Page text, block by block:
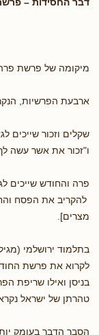
מיקומה של פרשת
ארבעת הפרשיות,
שקלים וזכור שייכים
ו"זכור את אשר עשה
פרה והחודש שייכים
להקריב את הפסח
מצרים].
בתלמוד ירושלמי
לקרוא את פרשת
בניסן ואילו שריפת
טהרתן של ישראל
הסבר הדבר בעומק